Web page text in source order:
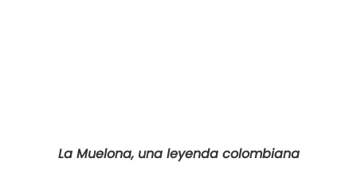
La Muelona, una leyenda colombiana